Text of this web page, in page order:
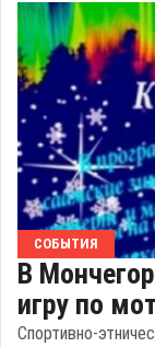
СОБЫТИЯ
В
игру по
Спортивно-